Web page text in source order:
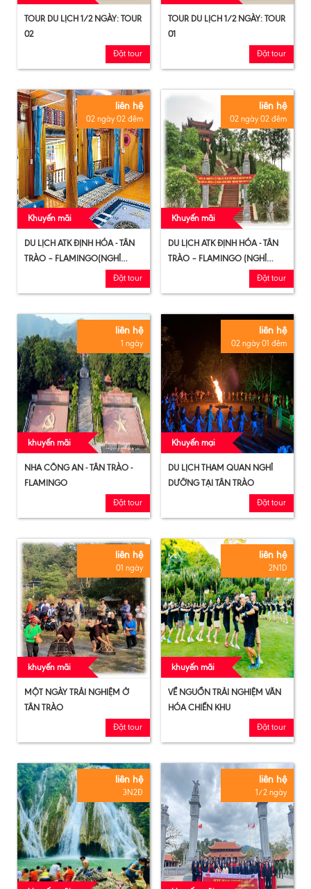
TOUR DU LỊCH 1/2 NGÀY: TOUR
02
Đặt tour
TOUR DU LỊCH 1/2 NGÀY: TOUR
01
Đặt tour
Khuyến mãi
liên hệ
02 ngày 02 đêm
DU LỊCH ATK ĐỊNH HÓA - TÂN
TRÀO – FLAMINGO(NGHỈ
Đặt tour
Khuyến mãi
liên hệ
02 ngày 02 đêm
DU LỊCH ATK ĐỊNH HÓA - TÂN
TRÀO – FLAMINGO (NGHỈ
Đặt tour
khuyến mãi
liên hệ
1 ngày
NHA CÔNG AN - TÂN TRÀO -
FLAMINGO
Đặt tour
Khuyến mại
liên hệ
02 ngày 01 đêm
DU LỊCH THAM QUAN NGHỈ
DƯỠNG TẠI TÂN TRÀO
Đặt tour
khuyến mãi
liên hệ
01 ngày
MỘT NGÀY TRẢI NGHIỆM Ở
TÂN TRÀO
Đặt tour
khuyến mãi
liên hệ
2N1D
VỀ NGUỒN TRẢI NGHIỆM VĂN
HÓA CHIẾN KHU
Đặt tour
liên hệ
3N2Đ
liên hệ
1/2 ngày